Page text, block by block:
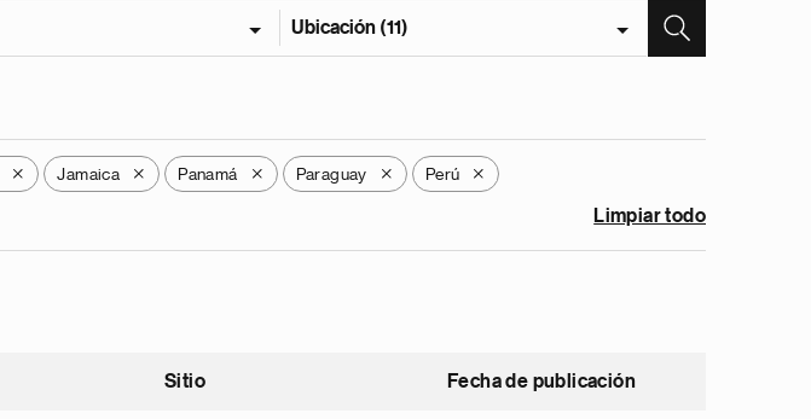
Ubicación (11)
X Jamaica X Panamá X Paraguay X Perú X
Limpiar todo
Sitio Fecha de publicación